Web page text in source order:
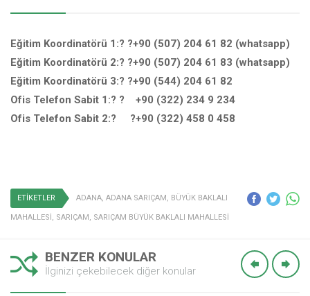
Eğitim Koordinatörü 1:? ?+90 (507) 204 61 82 (whatsapp)
Eğitim Koordinatörü 2:? ?+90 (507) 204 61 83 (whatsapp)
Eğitim Koordinatörü 3:? ?+90 (544) 204 61 82
Ofis Telefon Sabit 1:? ? +90 (322) 234 9 234
Ofis Telefon Sabit 2:? ?+90 (322) 458 0 458
ETİKETLER ADANA, ADANA SARIÇAM, BÜYÜK BAKLALI
MAHALLESİ, SARIÇAM, SARIÇAM BÜYÜK BAKLALI MAHALLESİ
BENZER KONULAR
İlginizi çekebilecek diğer konular